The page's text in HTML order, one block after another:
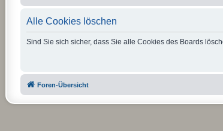
Alle Cookies löschen
Sind Sie sich sicher, dass Sie alle Cookies des Boards
Foren-Übersicht